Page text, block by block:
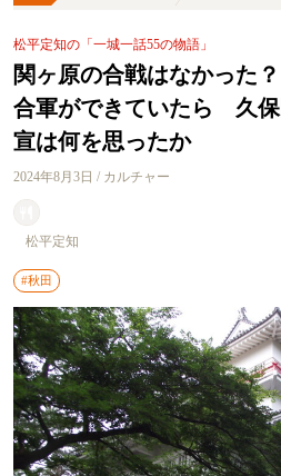
松平定知の「一城一話55の物語」
関ヶ原の合戦はなかった
合軍ができていたら 久
宣は何を思ったか
2024年8月3日 / カルチャー
松平定知
#秋田